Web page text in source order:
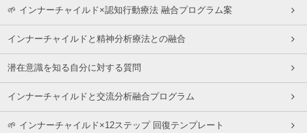
🌱 インナーチャイルド×認知行動療法 融合プログラム案
インナーチャイルドと精神分析療法との融合
潜在意識を知る自分に対する質問
インナーチャイルドと交流分析融合プログラム
🌱 インナーチャイルド×12ステップ 回復テンプレート